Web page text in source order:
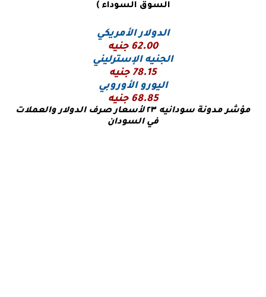
السوق السوداء )
الدولار الأمريكي
62.00 جنيه
الجنيه الإسترليني
78.15 جنيه
اليورو الأوروبي
68.85 جنيه
مؤشر مدونة سودانيه ٢٣ لأسعار صرف الدولار والعملات
في السودان